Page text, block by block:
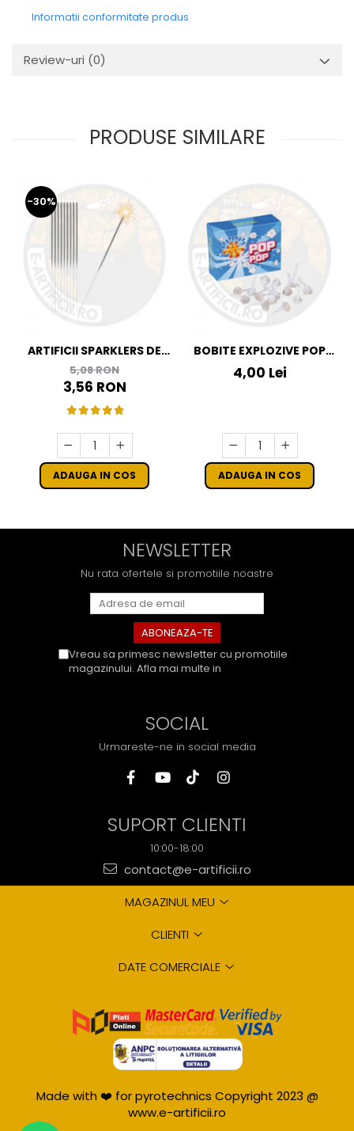
Informatii conformitate produs
Review-uri (0)
PRODUSE SIMILARE
-30%
ARTIFICII SPARKLERS DE
MANA - STELUTE DE BRAD
16 CM - SET 10 BUC
5,08 RON
3,56 RON
ADAUGA IN COS
BOBITE EXPLOZIVE POP
POP
4,00 Lei
ADAUGA IN COS
NEWSLETTER
Nu rata ofertele si promotiile noastre
Vreau sa primesc newsletter cu promotiile
magazinului. Afla mai multe in
SOCIAL
Urmareste-ne in social media
SUPORT CLIENTI
10:00-18:00
contact@e-artificii.ro
MAGAZINUL MEU
CLIENTI
DATE COMERCIALE
Made with ❤️ for pyrotechnics Copyright 2023 @
www.e-artificii.ro